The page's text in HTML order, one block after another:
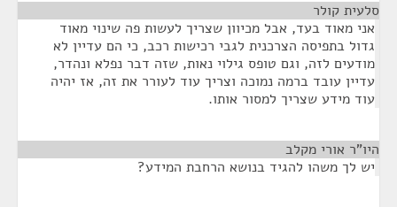
סלעית קולר
אני מאוד בעד, אבל מכיוון שצריך לעשות פה שינוי מאוד
גדול בתפיסה הצרכנית לגבי רכישות רכב, כי הם עדיין לא
מודעים לזה, וגם טופס גילוי נאות, שזה דבר נפלא ונהדר,
עדיין עובד ברמה נמוכה וצריך עוד לעורר את זה, אז יהיה
עוד מידע שצריך למסור אותו.
היו"ר אורי מקלב
יש לך משהו להגיד בנושא הרחבת המידע?